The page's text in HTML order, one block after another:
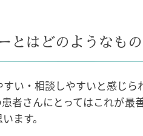
とはどのようなも
い・相談しやすいと感じら
者さんにとってはこれが最
ます。